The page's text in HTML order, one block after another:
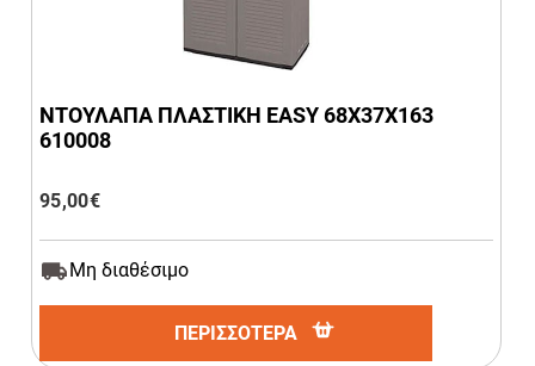
ΝΤΟΥΛΑΠΑ ΠΛΑΣΤΙΚΗ EASY 68Χ37Χ163
610008
95,00€
Μη διαθέσιμο
ΠΕΡΙΣΣΟΤΕΡΑ